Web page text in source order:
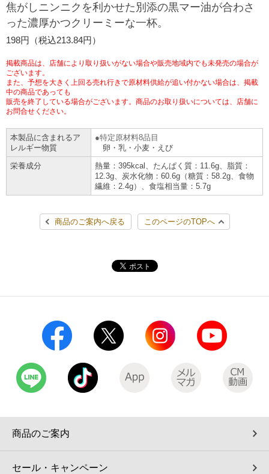
プリペイドカード・金券
ニンテンドー・ダウンロードカード
プリント
スキャン
ファクス
チケット
プリペイドサービス
スポーツ振興くじ
行政サービス
学び・教育
切手・はがき・印紙
セブン銀行ATM
ご利用可能なお支払い方法
スマホプリペイド
レジでApple Accountにチャージ
オンラインフォトサービス
コインランドリー（店舗限定）
自転車シェアリング（店舗限定）
モバイルバッテリーシェアリング（店舗限定）
モバイルWi-Fiバッテリーシェアリング（店舗限定）
荷物預かりサービス「ecbocloakエクボクローク」（店舗限定）
パウダースペース ラブン（店舗限定）
セブンチケット
イープラス
JTB
セブン‐イレブンでお受取り
セブンネットショッピング
会社概要
貸借対照表・損益計算書
沿革
国内店舗数
売上高、店舗数推移
セブン‐イレブンの海外事業
データで見るセブン‐イレブン
セブン‐イレブンの「商品力」
セブン-イレブンの横顔
セブン-イレブンの歴史
サステナビリティ活動基本方針
サステナビリティ推進体制
GREEN CHALLENGE 2050
4VISIONS
サステナビリティニュース
サステナビリティレポート
報告書ライブラリー
加盟店オーナー募集 物件募集・購入
アルバイト情報
店舗検索
お問い合わせ
Language
English (Corporate)
English (Services)
简体中文(服务)
한국어(서비스)
焦がしニンニクを利かせた別添の黒マー油が合わさ
った濃厚かつクリーミーな一杯。
198円（税込213.84円）
掲載商品は、店舗により取り扱いがない場合や販売地域内でも未発売の場合が
ございます。
また、予想を大きく上回る売れ行きで原材料供給が追い付かない場合は、掲載
中の商品であっても
販売を終了している場合がございます。商品のお取り扱いについては、店舗に
お問合せください。
本製品に含まれるア
レルギー物質
特定原材料8品目
卵・乳・小麦・えび
栄養成分
熱量：395kcal、たんぱく質：11.6g、脂質：
12.3g、炭水化物：60.6g（糖質：58.2g、食物
繊維：2.4g）、食塩相当量：5.7g
商品のご案内へ戻る このページのTOPへ
商品のご案内
セール・キャンペーン